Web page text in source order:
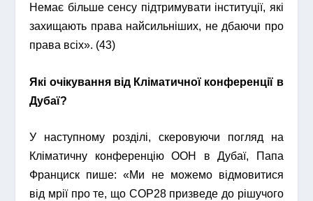
Немає більше сенсу підтримувати інституції, які
захищають права найсильніших, не дбаючи про
права всіх». (43)
Які очікування від Кліматичної конференції в
Дубаї?
У наступному розділі, скеровуючи погляд на
Кліматичну конференцію ООН в Дубаї, Папа
Франциск пише: «Ми не можемо відмовитися
від мрії про те, що СOP28 призведе до рішучого